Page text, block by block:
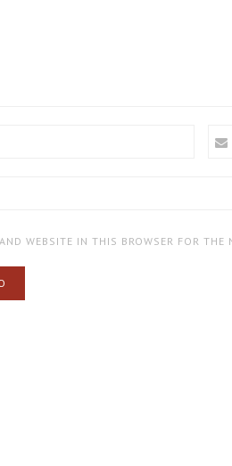
WEBSITE IN THIS BROWSER FOR THE